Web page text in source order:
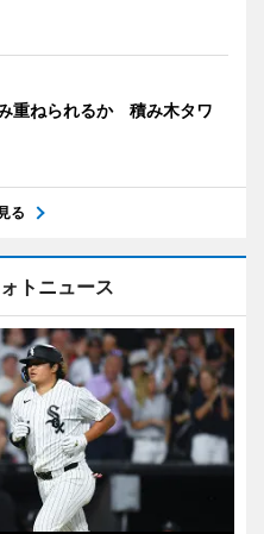
重ねられるか 積み木タワ
る
トニュース